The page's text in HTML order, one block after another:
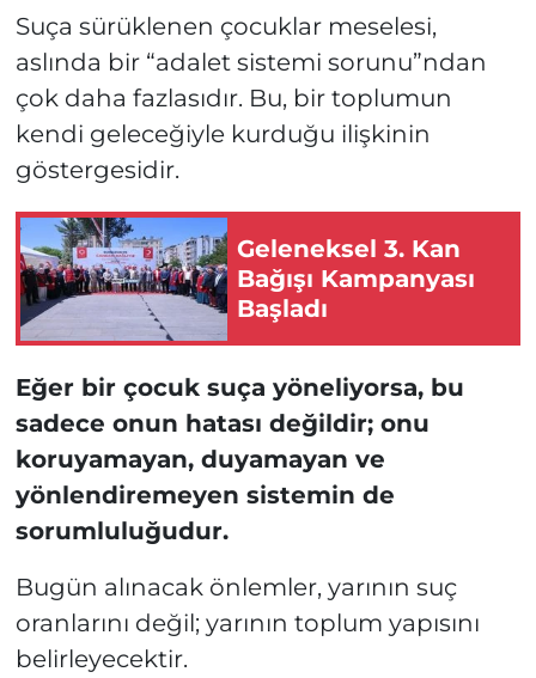
Suça sürüklenen çocuklar meselesi,
aslında bir “adalet sistemi sorunu”ndan
çok daha fazlasıdır. Bu, bir toplumun
kendi geleceğiyle kurduğu ilişkinin
göstergesidir.
Geleneksel 3. Kan
Bağışı Kampanyası
Başladı
Eğer bir çocuk suça yöneliyorsa, bu
sadece onun hatası değildir; onu
koruyamayan, duyamayan ve
yönlendiremeyen sistemin de
sorumluluğudur.
Bugün alınacak önlemler, yarının suç
oranlarını değil; yarının toplum yapısını
belirleyecektir.